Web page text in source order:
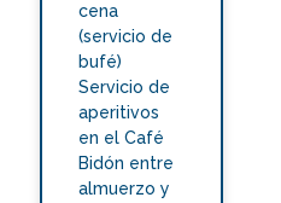
cena
(servicio de
bufé)
Servicio de
aperitivos
en el Café
Bidón entre
almuerzo y